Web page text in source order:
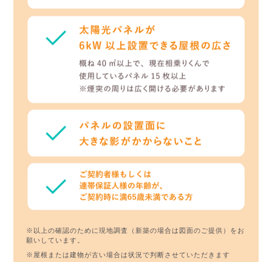
※以上の確認のために現地調査（新築の場合は図面のご提供）をお
願いしています。
※屋根または建物が古い場合は状況で判断させていただきます